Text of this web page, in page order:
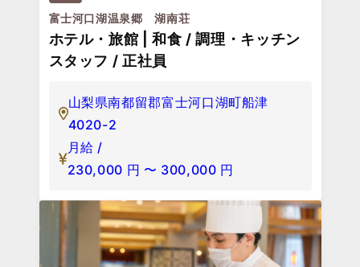
富士河口湖温泉郷 湖南荘
ホテル・旅館 | 和食 / 調理・キッチン
スタッフ / 正社員
山梨県南都留郡富士河口湖町船津
4020-2
月給 /
230,000 円 〜 300,000 円